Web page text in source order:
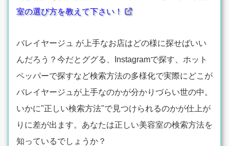
室の選び方を教えて下さい！
バレイヤージュ が上手なお店はどの様に探せばいい
んだろう？今だとググる、Instagramで探す、ホット
ペッパーで探すなど検索方法の多様化で実際にどこが
バレイヤージュが上手なのかが分かりづらい世の中。
いかに"正しい検索方法"で見つけられるのかが仕上が
りに差が出ます。あなたは正しい美容室の検索方法を
知っているでしょうか？